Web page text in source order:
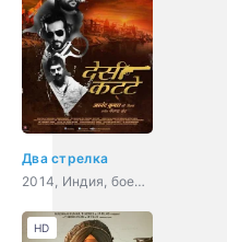
Два стрелка
2014, Индия, боевик
HD